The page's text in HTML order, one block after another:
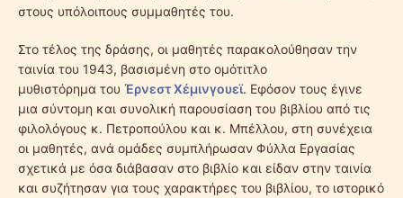
στους υπόλοιπους συμμαθητές του.
Στο τέλος της δράσης, οι μαθητές παρακολούθησαν την
ταινία του 1943, βασισμένη στο ομότιτλο
μυθιστόρημα του Έρνεστ Χέμινγουεϊ. Εφόσον τους έγινε
μια σύντομη και συνολική παρουσίαση του βιβλίου από τις
φιλολόγους κ. Πετροπούλου και κ. Μπέλλου, στη συνέχεια
οι μαθητές, ανά ομάδες συμπλήρωσαν Φύλλα Εργασίας
σχετικά με όσα διάβασαν στο βιβλίο και είδαν στην ταινία
και συζήτησαν για τους χαρακτήρες του βιβλίου, το ιστορικό